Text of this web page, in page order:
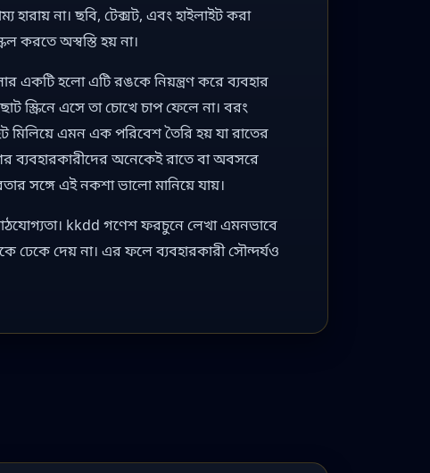
হারায় না। ছবি, টেক্সট, এবং হাইলাইট করা
করতে অস্বস্তি হয় না।
হলো এটি রঙকে নিয়ন্ত্রণ করে ব্যবহার
স্ক্রিনে এসে তা চোখে চাপ ফেলে না। বরং
এমন এক পরিবেশ তৈরি হয় যা রাতের
ব্যবহারকারীদের অনেকেই রাতে বা অবসরে
সঙ্গে এই নকশা ভালো মানিয়ে যায়।
kkdd গণেশ ফরচুনে লেখা এমনভাবে
ঢেকে দেয় না। এর ফলে ব্যবহারকারী সৌন্দর্যও